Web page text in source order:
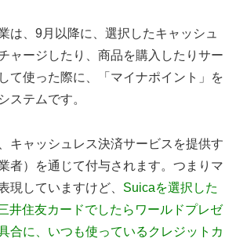
は、9月以降に、選択したキャッシュ
ャージしたり、商品を購入したりサー
て使った際に、「マイナポイント」を
ステムです。
、キャッシュレス決済サービスを提供す
者）を通じて付与されます。つまりマ
現していますけど、 Suicaを選択した
井住友カードでしたらワールドプレゼ
合に、いつも使っているクレジットカ